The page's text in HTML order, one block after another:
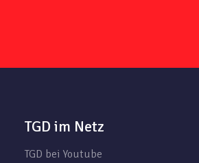
TGD im Netz
TGD bei Youtube